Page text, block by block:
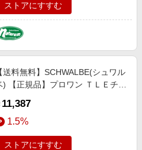
11654238
ストアにすすむ
【送料無料】SCHWALBE(シュワル
) 【正規品】プロワン ＴＬＥチュ
ヤ サイクル／自転車 ７００×３
Ｃ ブラック（ＥＴＲＴＯ：３２-
２２） SW-11654225
11,387
1.5%
ストアにすすむ